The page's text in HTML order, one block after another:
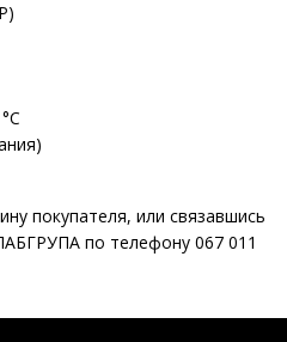
покупателя, или связавшись
по телефону 067 011